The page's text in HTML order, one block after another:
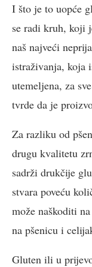
I što je to uopće
se radi kruh, koji
naš najveći
istraživanja, koja
utemeljena, za
tvrde da je
Za razliku od
drugu kvalitetu
sadrži drukčije
stvara poveću
može naškoditi
na pšenicu i
Gluten ili u